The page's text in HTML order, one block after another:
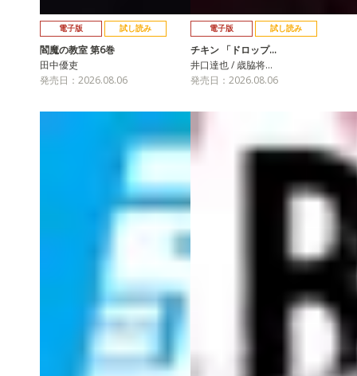
電子版 試し読み
閻魔の教室 第6巻
田中優吏
発売日：2026.08.06
電子版 試し読み
チキン 「ドロップ…
井口達也 / 歳脇将…
発売日：2026.08.06